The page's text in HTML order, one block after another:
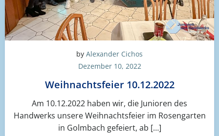
by Alexander Cichos
Dezember 10, 2022
Weihnachtsfeier 10.12.2022
Am 10.12.2022 haben wir, die Junioren des
Handwerks unsere Weihnachtsfeier im Rosengarten
in Golmbach gefeiert, ab […]